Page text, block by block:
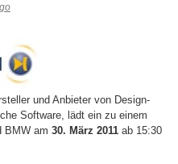
und Anbieter von Design-
Software, lädt ein zu einem
BMW am 30. März 2011 ab 15:30